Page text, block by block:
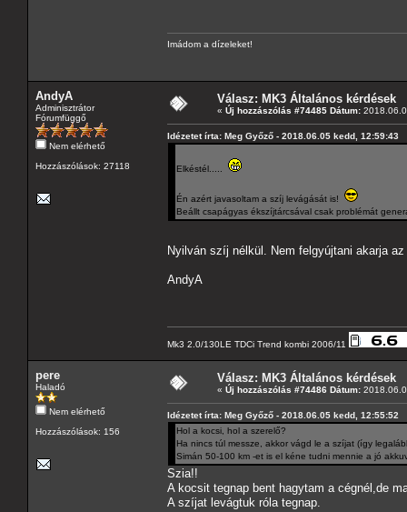
Imádom a dízeleket!
AndyA
Adminisztrátor
Fórumfüggő
Nem elérhető
Hozzászólások: 27118
Válasz: MK3 Általános kérdések
« Új hozzászólás #74485 Dátum:
Idézetet írta: Meg Győző - 2018.06.05 kedd, 12:59:43
Elkéstél.....
Én azért javasoltam a szíj levágását is!
Beállt csapágyas ékszíjtárcsával csak problémát
Nyilván szíj nélkül. Nem felgyújtani akarja
AndyA
Mk3 2.0/130LE TDCi Trend kombi 2006/11
pere
Haladó
Nem elérhető
Hozzászólások: 156
Válasz: MK3 Általános kérdések
« Új hozzászólás #74486 Dátum:
Idézetet írta: Meg Győző - 2018.06.05 kedd, 12:55:52
Hol a kocsi, hol a szerelő?
Ha nincs túl messze, akkor vágd le a szíjat (így
Simán 50-100 km -et is el kéne tudni mennie a jó
Szia!!
A kocsit tegnap bent hagytam a cégnél,de
A szíjat levágtuk róla tegnap.